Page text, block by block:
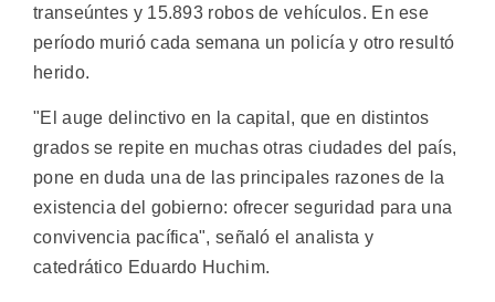
transeúntes y 15.893 robos de vehículos. En ese
período murió cada semana un policía y otro resultó
herido.
"El auge delinctivo en la capital, que en distintos
grados se repite en muchas otras ciudades del país,
pone en duda una de las principales razones de la
existencia del gobierno: ofrecer seguridad para una
convivencia pacífica", señaló el analista y
catedrático Eduardo Huchim.